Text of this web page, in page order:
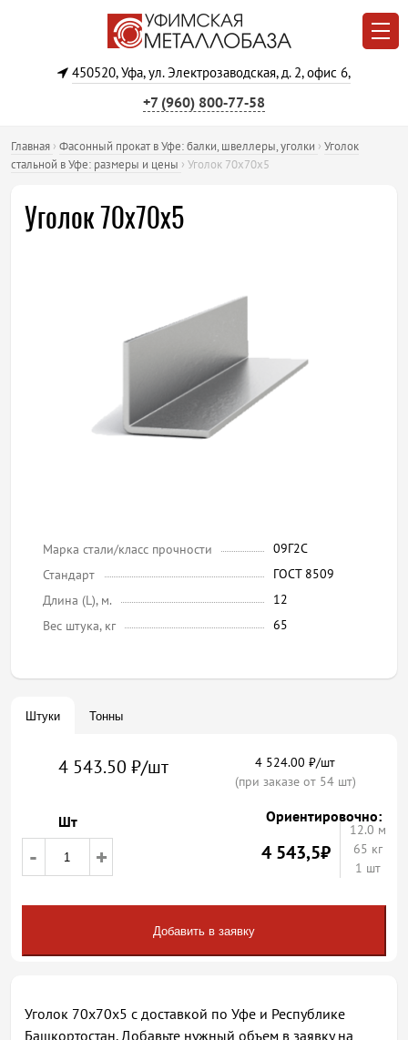
450520, Уфа, ул. Электрозаводская, д. 2, офис 6,
+7 (960) 800‐77‐58
Главная › Фасонный прокат в Уфе: балки, швеллеры, уголки › Уголок
стальной в Уфе: размеры и цены › Уголок 70х70х5
Уголок 70х70х5
Марка стали/класс прочности
09Г2С
Стандарт
ГОСТ 8509
Длина (L), м.
12
Вес штука, кг
65
Штуки Тонны
4 543.50 ₽/шт
4 524.00 ₽/шт
(при заказе от 54 шт)
Шт
- +
Ориентировочно:
4 543,5₽
12.0 м
65 кг
1 шт
Добавить в заявку
Уголок 70х70х5 с доставкой по Уфе и Республике
Башкортостан. Добавьте нужный объем в заявку на